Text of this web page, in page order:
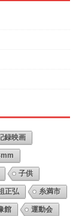
録映画
子供
正弘 糸満市
館 運動会